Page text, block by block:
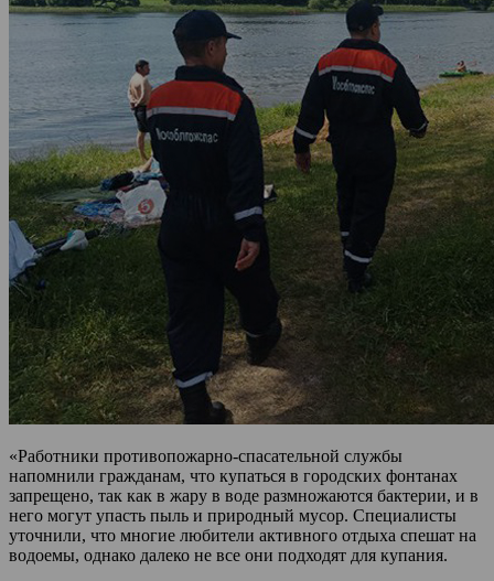
«Работники противопожарно-спасательной службы
напомнили гражданам, что купаться в городских фонтанах
запрещено, так как в жару в воде размножаются бактерии, и в
него могут упасть пыль и природный мусор. Специалисты
уточнили, что многие любители активного отдыха спешат на
водоемы, однако далеко не все они подходят для купания.